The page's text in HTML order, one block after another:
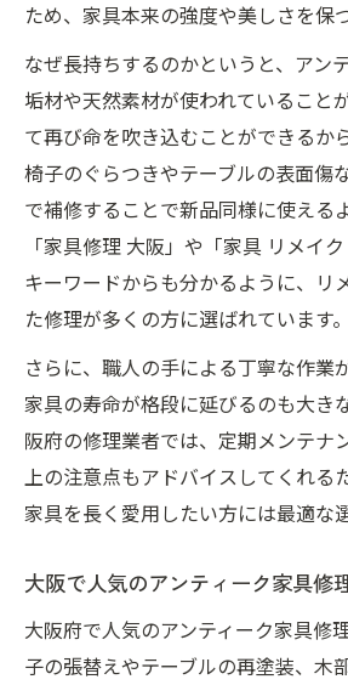
ため、家具本来の強度や美しさを保
なぜ長持ちするのかというと、アン
垢材や天然素材が使われていること
て再び命を吹き込むことができるか
椅子のぐらつきやテーブルの表面傷
で補修することで新品同様に使える
「家具修理 大阪」や「家具 リメイ
キーワードからも分かるように、リ
た修理が多くの方に選ばれています。
さらに、職人の手による丁寧な作業
家具の寿命が格段に延びるのも大き
阪府の修理業者では、定期メンテナ
上の注意点もアドバイスしてくれる
家具を長く愛用したい方には最適な
大阪で人気のアンティーク家具修
大阪府で人気のアンティーク家具修
子の張替えやテーブルの再塗装、木